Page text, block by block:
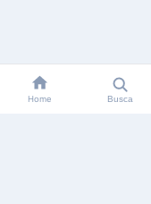
Home Busca